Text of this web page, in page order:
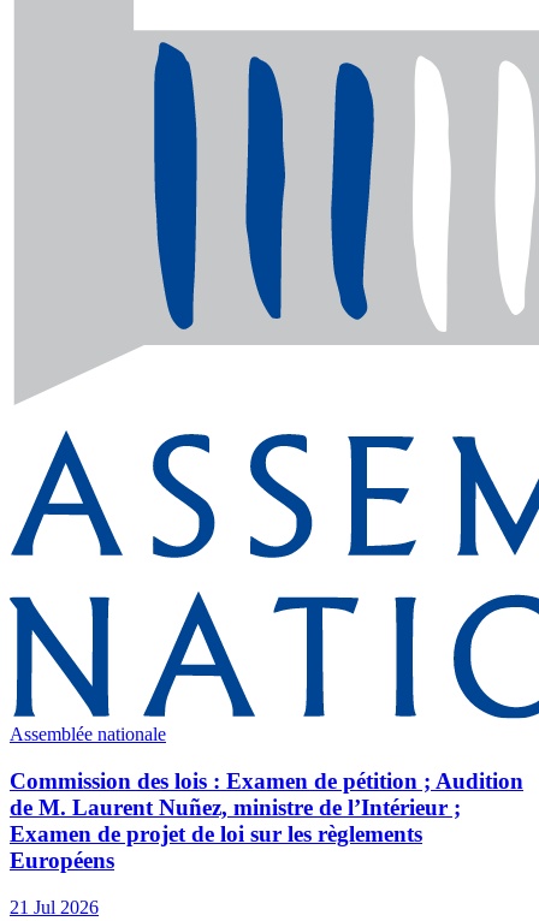
Assemblée nationale
Commission des lois : Examen de pétition ; Audition
de M. Laurent Nuñez, ministre de l’Intérieur ;
Examen de projet de loi sur les règlements
Européens
21 Jul 2026